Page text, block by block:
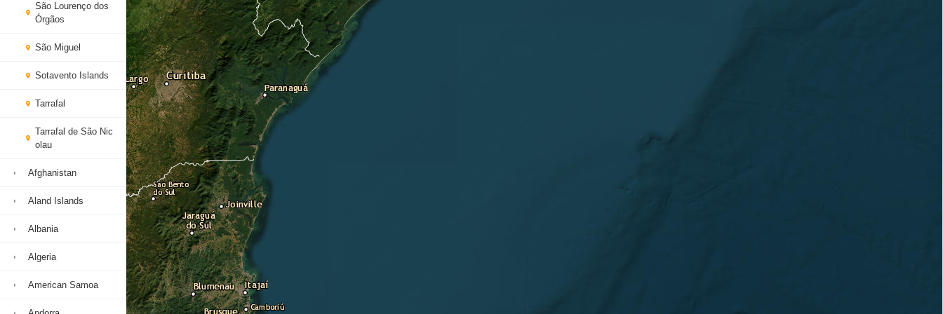
São Lourenço dos
Órgãos
São Miguel
Sotavento Islands
Tarrafal
Tarrafal de São Nic
olau
Afghanistan
Aland Islands
Albania
Algeria
American Samoa